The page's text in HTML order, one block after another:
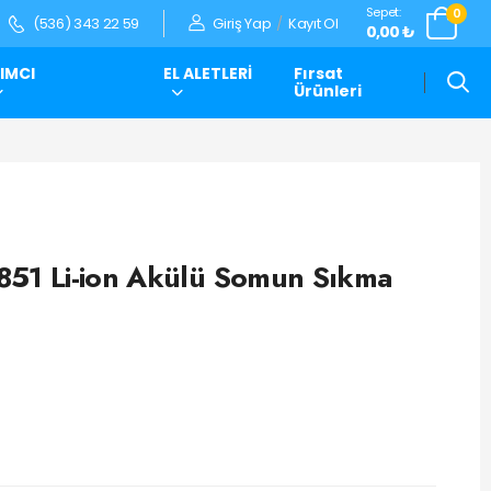
(536) 343 22 59 Giriş Yap / Kayıt Ol
Sepet:
0,00 ₺
0
EL ALETLERİ
Fırsat
Ürünleri
Li-ion Akülü Somun Sıkma